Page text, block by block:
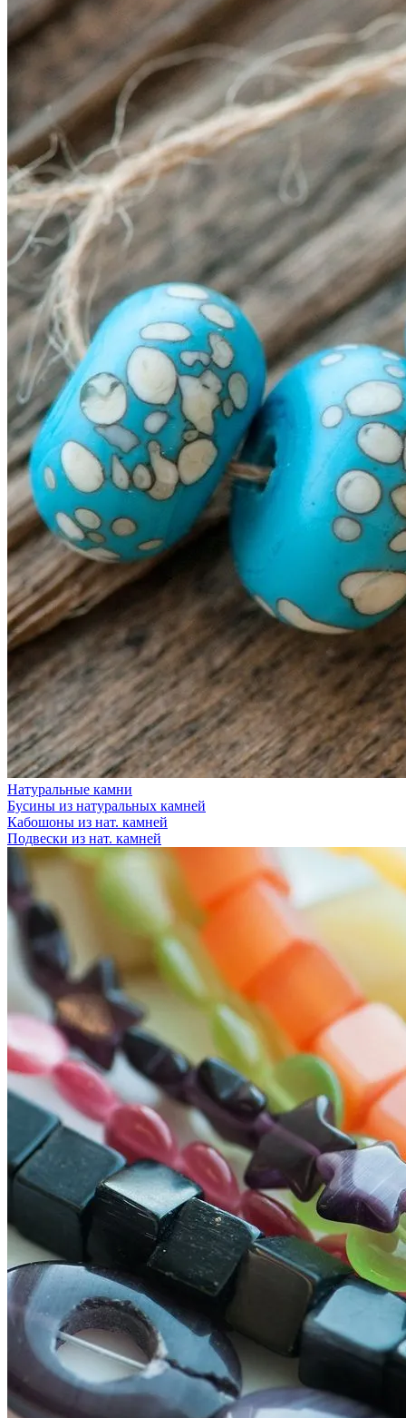
Натуральные камни
Бусины из натуральных камней
Кабошоны из нат. камней
Подвески из нат. камней